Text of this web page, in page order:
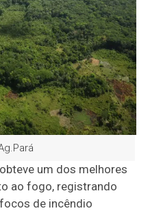
um dos melhores
ao fogo, registrando
de incêndio